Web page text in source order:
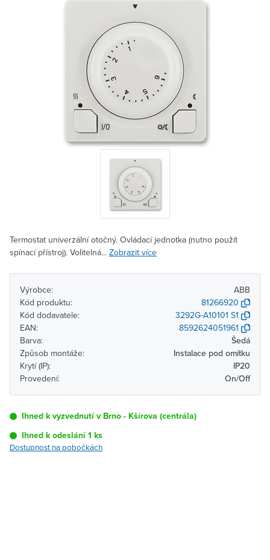
Termostat univerzální otočný. Ovládací jednotka (nutno použít
spínací přístroj). Volitelná... Zobrazit více
Výrobce:
ABB
Kód produktu:
81266920
Kód dodavatele:
3292G-A10101 S1
EAN:
8592624051961
Barva:
Šedá
Způsob montáže:
Instalace pod omítku
Krytí (IP):
IP20
Provedení:
On/Off
Ihned k vyzvednutí v Brno - Kšírova (centrála)
Ihned k odeslání 1 ks
Dostupnost na pobočkách